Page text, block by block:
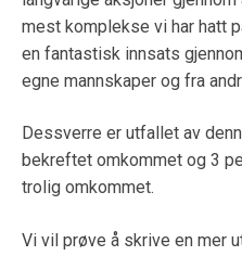
mest komplekse vi har hatt
en fantastisk innsats
egne mannskaper og fra
Dessverre er utfallet av
bekreftet omkommet og 3
trolig omkommet.
Vi vil prøve å skrive en mer